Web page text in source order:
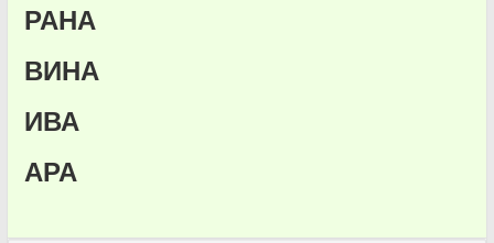
РАНА
ВИНА
ИВА
АРА